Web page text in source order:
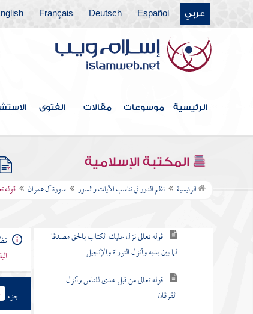
عربي Español
Deutsch
Français
الرئيسية موسوعات مقالات الفتوى
المكتبة الإسلامية
الرئيسية نظم الدرر في تناسب الآيات والسور سورة آل عمران قوله
فهرس الكتاب
مقدمة
سورة الفاتحة
سورة البقرة
سورة آل عمران
قوله تعالى نزل عليك الكتاب بالحق مصدقا
لما بين يديه وأنزل التوراة والإنجيل
قوله تعالى من قبل هدى للناس وأنزل
الفرقان
جزء